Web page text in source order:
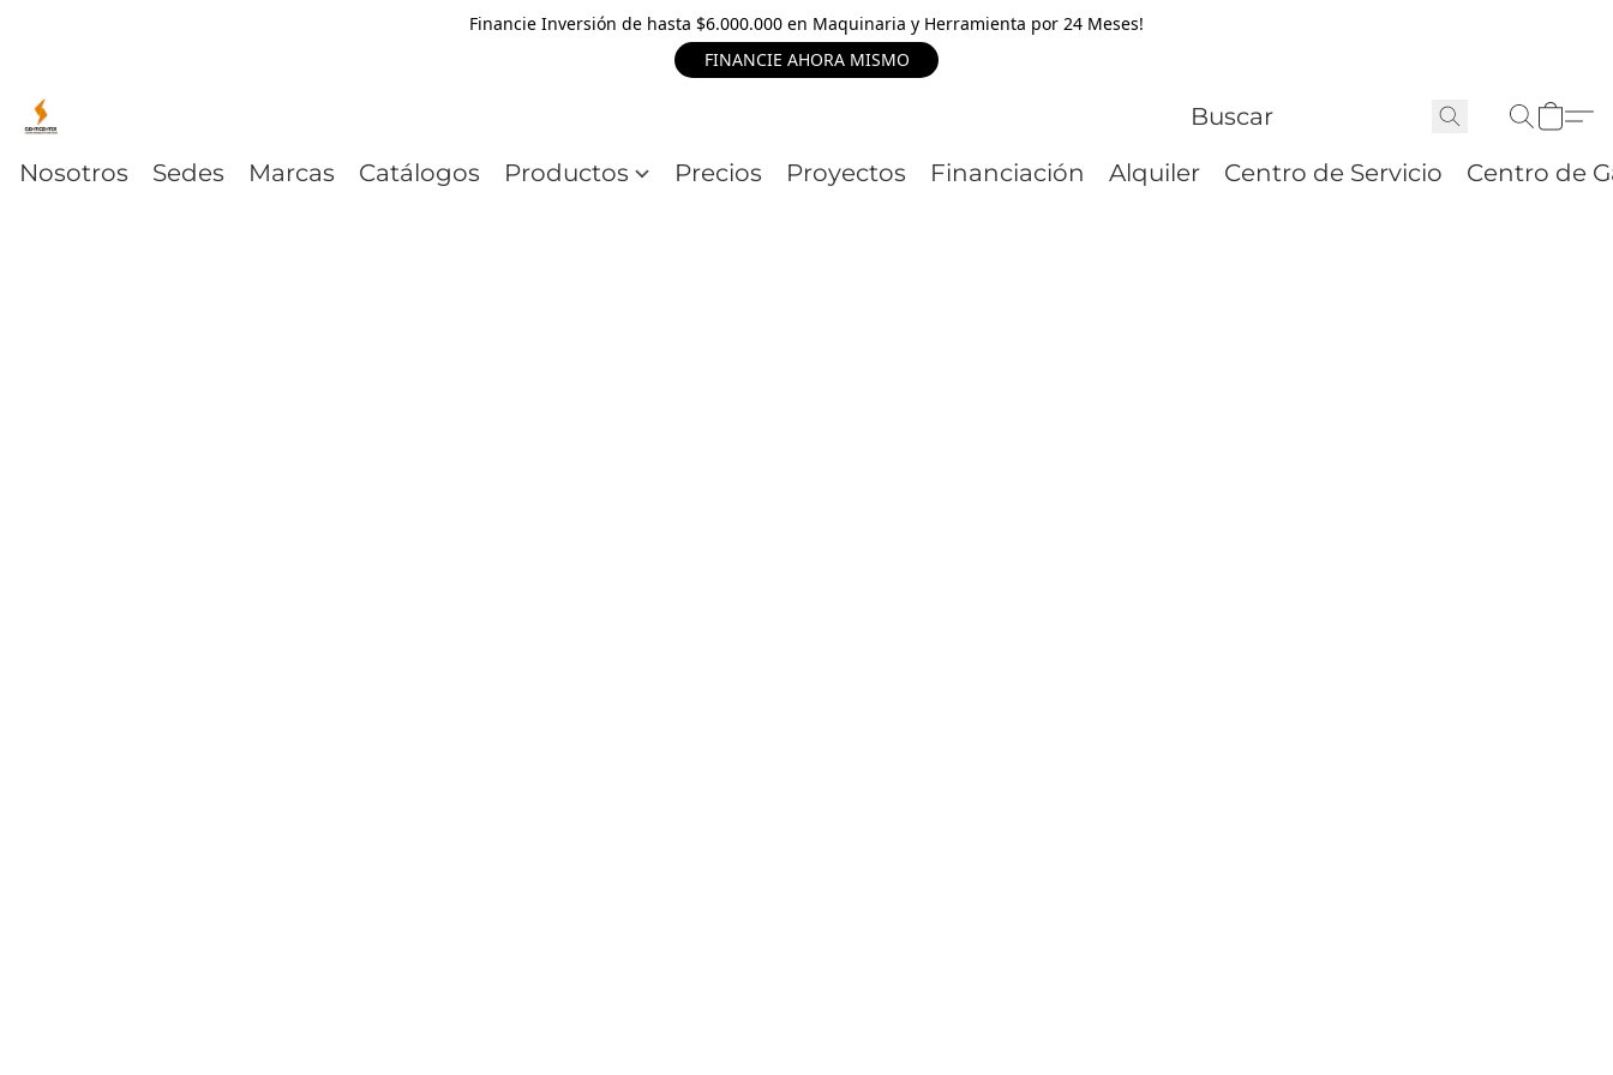
Financie Inversión de hasta $6.000.000 en Maquinaria y Herramienta por 24 Meses!
FINANCIE AHORA MISMO
Nosotros Sedes Marcas Catálogos Productos Precios Proyectos Financiación Alquiler Centro de Servicio Centro de